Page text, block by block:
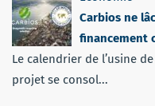
Carbios ne
financement
Le calendrier de l’usine
projet se consol...